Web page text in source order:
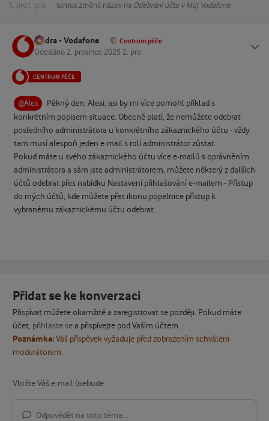
1. pro 1. pro tomuszměnil název na Odebrání účtu v Můj Vodafone
Ondra - Vodafone Centrum péče
Odesláno 2. prosince 2025 2. pro
CENTRUM PÉČE
@Alex
Pěkný den, Alexi, asi by mi více pomohl příklad s
konkrétním popisem situace. Obecně platí, že nemůžete odebrat
posledního administrátora u konkrétního zákaznického účtu - vždy
tam musí alespoň jeden e-mail s rolí administrátor zůstat.
Pokud máte u svého zákaznického účtu více e-mailů s oprávněním
administrátora a sám jste administrátorem, můžete některý z dalších
účtů odebrat přes nabídku Nastavení přihlašování e-mailem - Přístup
do mých účtů, kde můžete přes ikonu popelnice přístup k
vybranému zákaznickému účtu odebrat.
Přidat se ke konverzaci
Přispívat můžete okamžitě a zaregistrovat se později. Pokud máte
účet, přihlaste sea přispívejte pod Vaším účtem.
Poznámka:Váš příspěvek vyžaduje před zobrazením schválení
moderátorem.
Odpovědět na toto téma...